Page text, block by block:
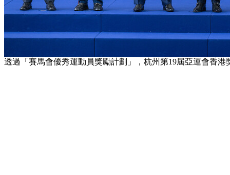
透過「賽馬會優秀運動員獎勵計劃」，杭州第19屆亞運會香